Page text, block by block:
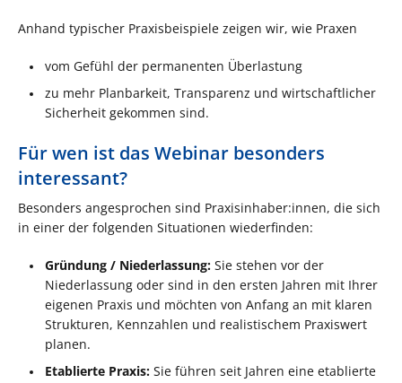
Anhand typischer Praxisbeispiele zeigen wir, wie Praxen
vom Gefühl der permanenten Überlastung
zu mehr Planbarkeit, Transparenz und wirtschaftlicher
Sicherheit gekommen sind.
Für wen ist das Webinar besonders
interessant?
Besonders angesprochen sind Praxisinhaber:innen, die sich
in einer der folgenden Situationen wiederfinden:
Gründung / Niederlassung: Sie stehen vor der
Niederlassung oder sind in den ersten Jahren mit Ihrer
eigenen Praxis und möchten von Anfang an mit klaren
Strukturen, Kennzahlen und realistischem Praxiswert
planen.
Etablierte Praxis: Sie führen seit Jahren eine etablierte